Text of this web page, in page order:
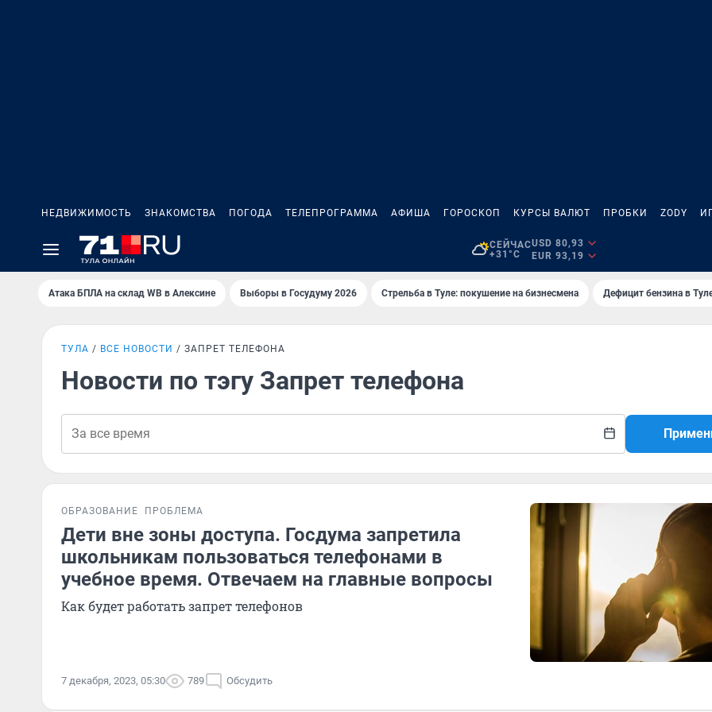
НЕДВИЖИМОСТЬ ЗНАКОМСТВА ПОГОДА ТЕЛЕПРОГРАММА АФИША ГОРОСКОП КУРСЫ ВАЛЮТ ПРОБКИ ZODY
СЕЙЧАС
+31°C
USD 80,93
EUR 93,19
Атака БПЛА на склад WB в Алексине Выборы в Госудуму 2026 Стрельба в Туле: покушение на бизнесмена Дефицит бензина в
ТУЛА ВСЕ НОВОСТИ ЗАПРЕТ ТЕЛЕФОНА
Новости по тэгу Запрет телефона
ОБРАЗОВАНИЕ ПРОБЛЕМА
Дети вне зоны доступа. Госдума запретила
школьникам пользоваться телефонами в
учебное время. Отвечаем на главные вопросы
Как будет работать запрет телефонов
7 декабря, 2023, 05:30 789 Обсудить